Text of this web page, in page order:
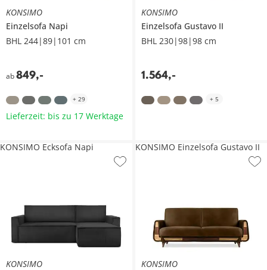
KONSIMO
Einzelsofa Napi
BHL 244|89|101 cm
ab849,-
+ 29
Lieferzeit: bis zu 17 Werktage
KONSIMO
Einzelsofa Gustavo II
BHL 230|98|98 cm
1.564,-
+ 5
KONSIMO
KONSIMO Ecksofa Napi
KONSIMO
KONSIMO Einzelsofa Gustavo II